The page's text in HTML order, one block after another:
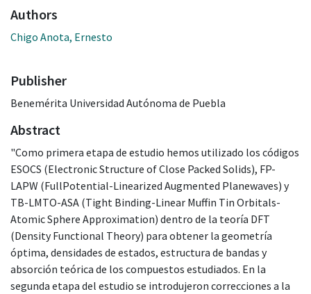
Authors
Chigo Anota, Ernesto
Publisher
Benemérita Universidad Autónoma de Puebla
Abstract
"Como primera etapa de estudio hemos utilizado los códigos
ESOCS (Electronic Structure of Close Packed Solids), FP-
LAPW (FullPotential-Linearized Augmented Planewaves) y
TB-LMTO-ASA (Tight Binding-Linear Muffin Tin Orbitals-
Atomic Sphere Approximation) dentro de la teoría DFT
(Density Functional Theory) para obtener la geometría
óptima, densidades de estados, estructura de bandas y
absorción teórica de los compuestos estudiados. En la
segunda etapa del estudio se introdujeron correcciones a la